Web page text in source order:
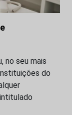
no seu mais
do